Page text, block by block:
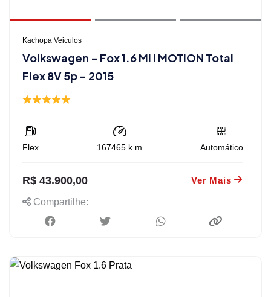
Kachopa Veiculos
Volkswagen - Fox 1.6 Mi I MOTION Total
Flex 8V 5p - 2015
Flex 167465 k.m Automático
R$ 43.900,00 Ver Mais
Compartilhe: